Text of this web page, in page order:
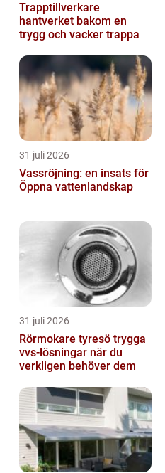
Trapptillverkare
hantverket bakom en
trygg och vacker trappa
31 juli 2026
Vassröjning: en insats för
Öppna vattenlandskap
31 juli 2026
Rörmokare tyresö trygga
vvs-lösningar när du
verkligen behöver dem